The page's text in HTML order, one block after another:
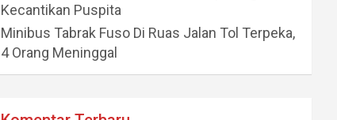
Kecantikan Puspita
Minibus Tabrak Fuso Di Ruas Jalan Tol Terpeka,
4 Orang Meninggal